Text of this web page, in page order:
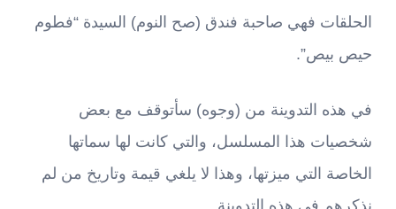
الحلقات فهي صاحبة فندق (صح النوم) السيدة “فطوم
حيص بيص”.
في هذه التدوينة من (وجوه) سأتوقف مع بعض
شخصيات هذا المسلسل، والتي كانت لها سماتها
الخاصة التي ميزتها، وهذا لا يلغي قيمة وتاريخ من لم
نذكرهم في هذه التدوينة.